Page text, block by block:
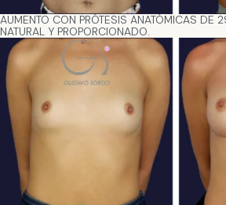
AUMENTO CON PRÓTESIS ANATÓMICAS DE
NATURAL Y PROPORCIONADO.